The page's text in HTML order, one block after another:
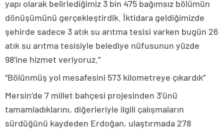
yapı olarak belirlediğimiz 3 bin 475 bağımsız bölümün
dönüşümünü gerçekleştirdik. İktidara geldiğimizde
şehirde sadece 3 atık su arıtma tesisi varken bugün 26
atık su arıtma tesisiyle belediye nüfusunun yüzde
98’ine hizmet veriyoruz.”
“Bölünmüş yol mesafesini 573 kilometreye çıkardık”
Mersin’de 7 millet bahçesi projesinden 3’ünü
tamamladıklarını, diğerleriyle ilgili çalışmaların
sürdüğünü kaydeden Erdoğan, ulaştırmada 278